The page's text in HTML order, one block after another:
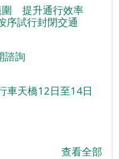
圍 提升通行效率
序試行封閉交通
諮詢
車天橋12日至14日
查看全部